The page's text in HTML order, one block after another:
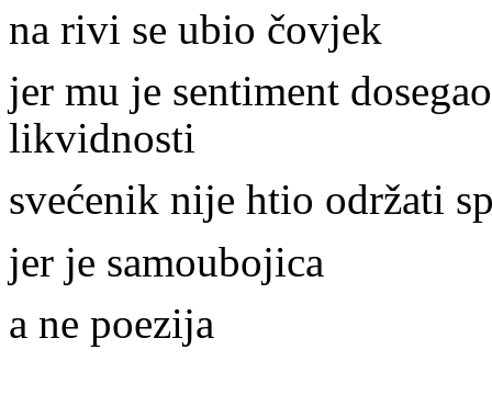
na rivi se ubio čovjek
jer mu je sentiment
likvidnosti
svećenik nije htio održati
jer je samoubojica
a ne poezija